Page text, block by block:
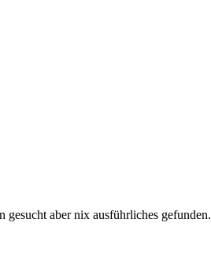
gesucht aber nix ausführliches gefunden.